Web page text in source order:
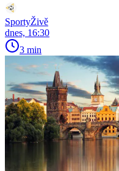
SportyŽivě
dnes, 16:30
3 min